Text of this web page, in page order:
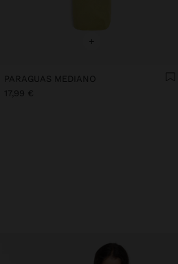
+
PARAGUAS MEDIANO
17,99 €